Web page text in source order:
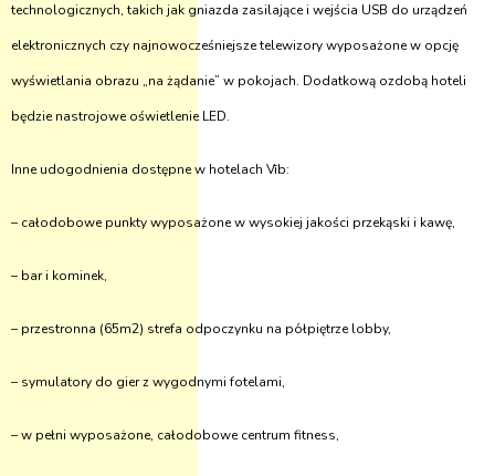
technologicznych, takich jak gniazda zasilające i wejścia USB do urządzeń
elektronicznych czy najnowocześniejsze telewizory wyposażone w opcję
wyświetlania obrazu „na żądanie” w pokojach. Dodatkową ozdobą hoteli
będzie nastrojowe oświetlenie LED.
Inne udogodnienia dostępne w hotelach Vīb:
– całodobowe punkty wyposażone w wysokiej jakości przekąski i kawę,
– bar i kominek,
– przestronna (65m2) strefa odpoczynku na półpiętrze lobby,
– symulatory do gier z wygodnymi fotelami,
– w pełni wyposażone, całodobowe centrum fitness,